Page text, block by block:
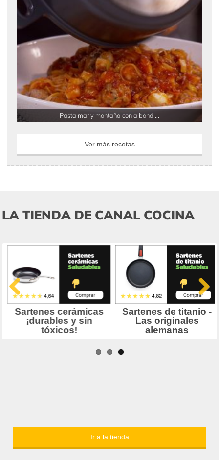
Pasta mar y montaña con albónd ...
Ver más recetas
LA TIENDA DE CANAL COCINA
Ir a la tienda